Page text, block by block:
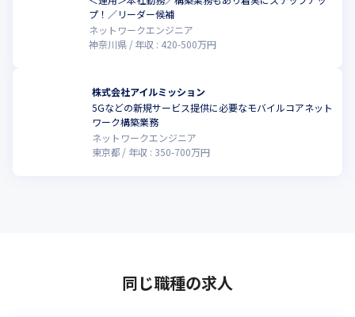
プ！／リーダー候補
ネットワークエンジニア
神奈川県
年収 : 420-500万円
株式会社アイルミッション
5Gなどの新規サービス提供に必要なモバイルコアネット
ワーク構築業務
ネットワークエンジニア
東京都
年収 : 350-700万円
同じ職種の求人